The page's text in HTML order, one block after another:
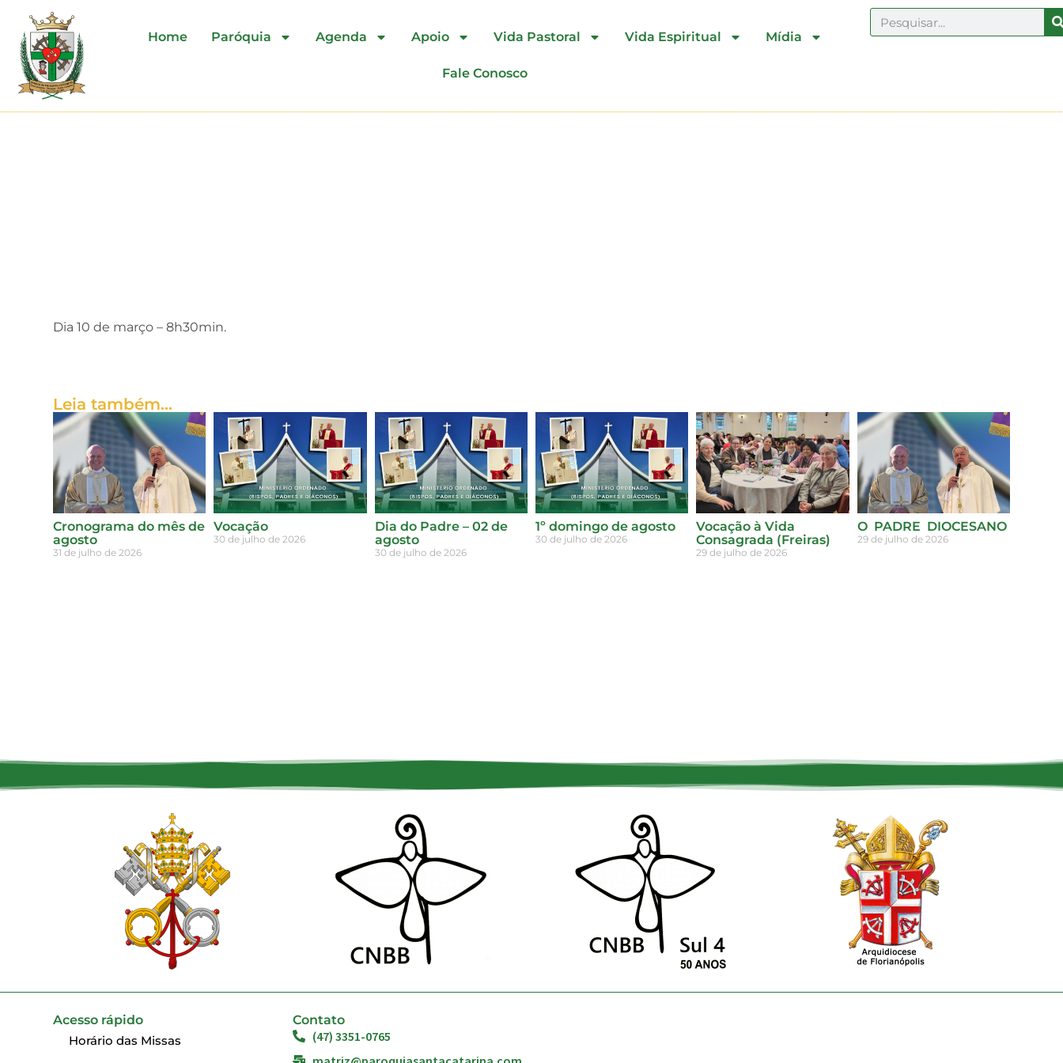
Home Paróquia Agenda Apoio Vida Pastoral Vida Espiritual Mídia
Fale Conosco
Dia 10 de março – 8h30min.
Leia também...
Cronograma do mês de
agosto
31 de julho de 2026
Vocação
30 de julho de 2026
Dia do Padre – 02 de
agosto
30 de julho de 2026
1º domingo de agosto
30 de julho de 2026
Vocação à Vida
Consagrada (Freiras)
29 de julho de 2026
O PADRE DIOCESANO
29 de julho de 2026
Acesso rápido
Horário das Missas
Contato
(47) 3351-0765